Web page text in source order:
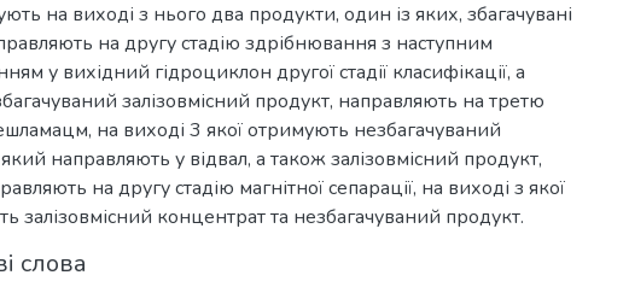
на виході з нього два продукти, один із яких, збагачувані
на другу стадію здрібнювання з наступним
у вихідний гідроциклон другої стадії класифікації, а
залізовмісний продукт, направляють на третю
на виході 3 якої отримують незбагачуваний
направляють у відвал, а також залізовмісний продукт,
на другу стадію магнітної сепарації, на виході з якої
залізовмісний концентрат та незбагачуваний продукт.
слова